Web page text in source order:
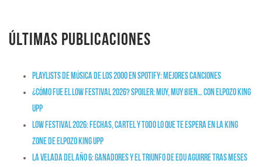
Últimas publicaciones
Playlists de música de los 2000 en Spotify: mejores canciones
¿Cómo fue el Low Festival 2026? Spoiler: muy, muy bien… con ElPozo King
Upp
Low Festival 2026: fechas, cartel y todo lo que te espera en la King
Zone de ElPozo King Upp
La Velada del Año 6: ganadores y el triunfo de Edu Aguirre tras meses